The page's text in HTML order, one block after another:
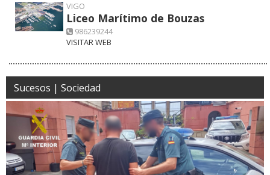
VIGO
Liceo Marítimo de Bouzas
986239244
VISITAR WEB
Sucesos | Sociedad